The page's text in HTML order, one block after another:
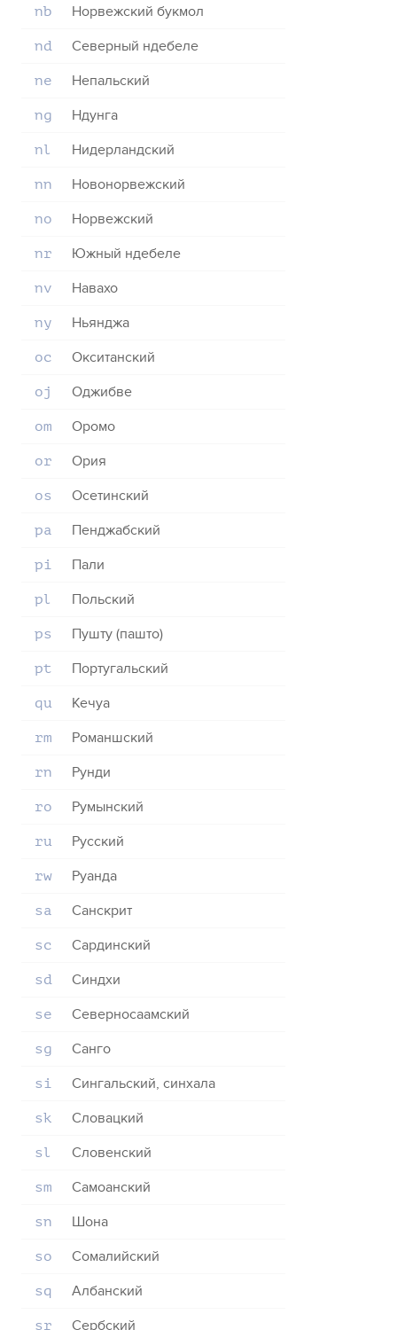
nb Норвежский букмол
nd Северный ндебеле
ne Непальский
ng Ндунга
nl Нидерландский
nn Новонорвежский
no Норвежский
nr Южный ндебеле
nv Навахо
ny Ньянджа
oc Окситанский
oj Оджибве
om Оромо
or Ория
os Осетинский
pa Пенджабский
pi Пали
pl Польский
ps Пушту (пашто)
pt Португальский
qu Кечуа
rm Романшский
rn Рунди
ro Румынский
ru Русский
rw Руанда
sa Санскрит
sc Сардинский
sd Синдхи
se Северносаамский
sg Санго
si Сингальский, синхала
sk Словацкий
sl Словенский
sm Самоанский
sn Шона
so Сомалийский
sq Албанский
sr Сербский